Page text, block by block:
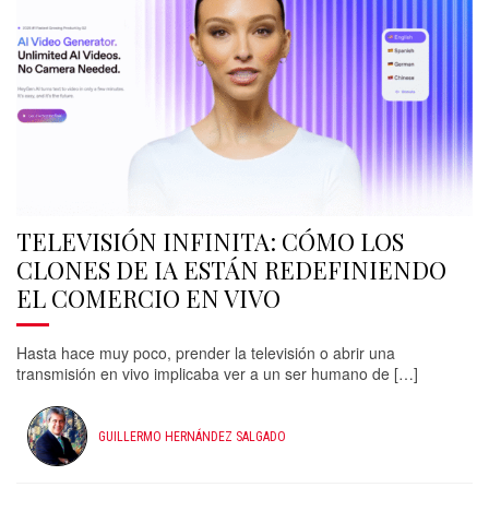
TELEVISIÓN INFINITA: CÓMO LOS
CLONES DE IA ESTÁN REDEFINIENDO
EL COMERCIO EN VIVO
Hasta hace muy poco, prender la televisión o abrir una
transmisión en vivo implicaba ver a un ser humano de […]
GUILLERMO HERNÁNDEZ SALGADO